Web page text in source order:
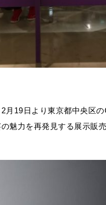
月19日より東京都中央区
魅力を再発見する展示販